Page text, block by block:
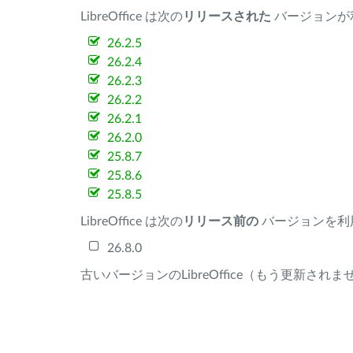
LibreOffice は次のリリースされた バージョン
26.2.5
26.2.4
26.2.3
26.2.2
26.2.1
26.2.0
25.8.7
25.8.6
25.8.5
LibreOffice は次のリリース前の バージョンを
26.8.0
古いバージョンのLibreOffice（もう更新されま